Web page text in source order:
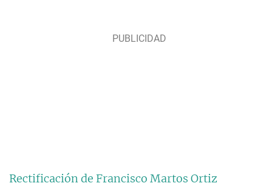
Rectificación de Francisco Martos Ortiz